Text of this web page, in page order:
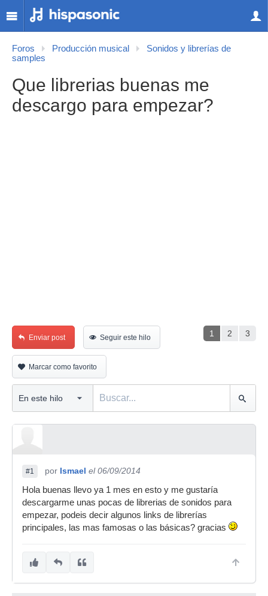
Foros Producción musical
Sonidos y librerías de
samples
Que librerias buenas me
descargo para empezar?
1 2 3
Enviar post Seguir este hilo
Marcar como favorito
#1 por Ismael el 06/09/2014
Hola buenas llevo ya 1 mes en esto y me gustaría
descargarme unas pocas de librerias de sonidos para
empezar, podeis decir algunos links de librerías
principales, las mas famosas o las básicas? gracias